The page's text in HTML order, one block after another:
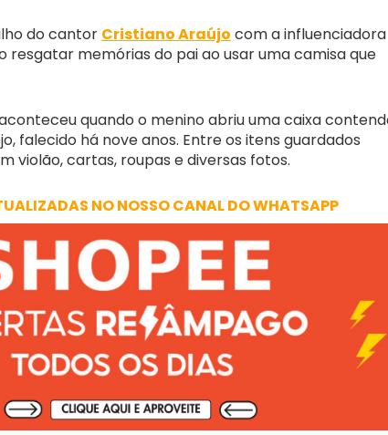
do cantor Cristiano Araújo com a influenciadora
resgatar memórias do pai ao usar uma camisa que
quando o menino abriu uma caixa
falecido há nove anos. Entre os itens guardados
violão, cartas, roupas e diversas fotos.
NO NOSSO CANAL DO WHATSAPP